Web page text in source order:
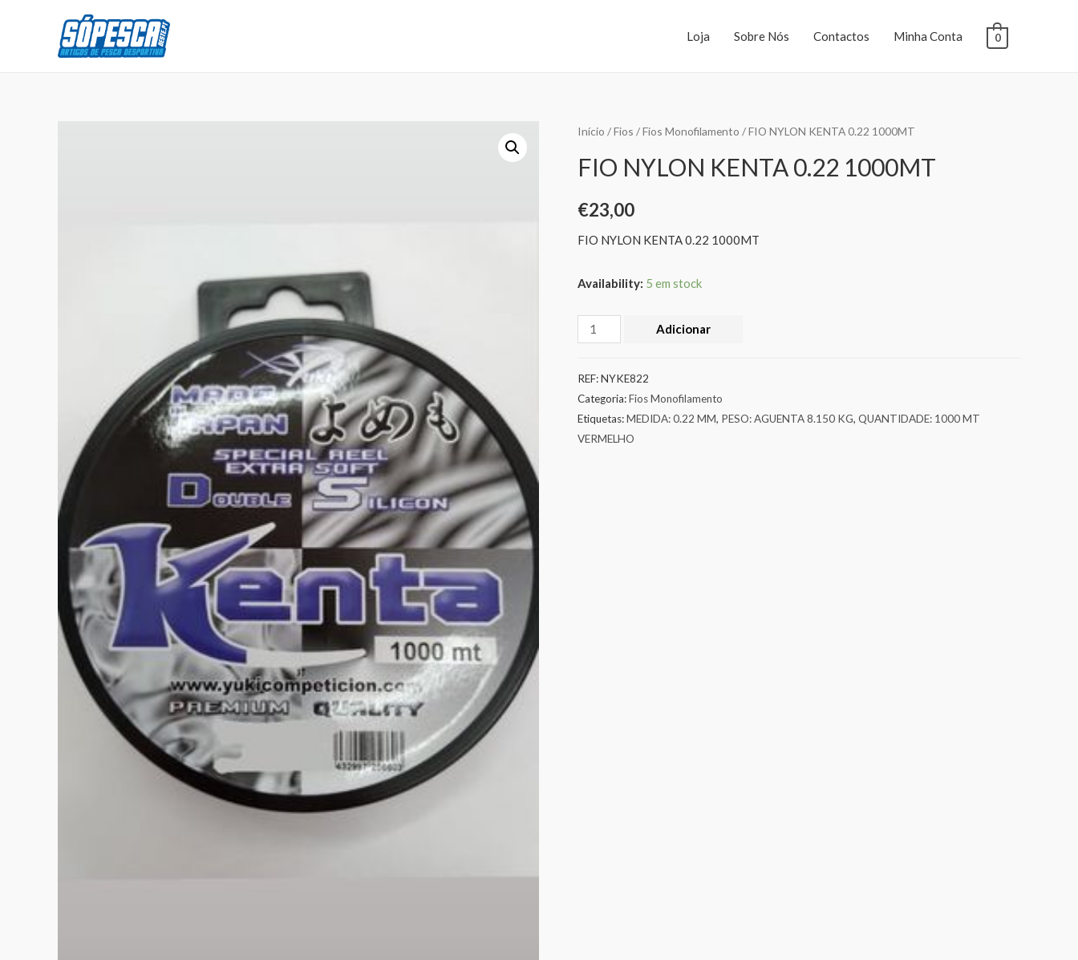
Loja Sobre Nós Contactos Minha Conta 0
Início /Fios /Fios Monofilamento / FIO NYLON KENTA 0.22 1000MT
FIO NYLON KENTA 0.22 1000MT
€23,00
FIO NYLON KENTA 0.22 1000MT
Availability: 5 em stock
Adicionar
REF:NYKE822
Categoria:Fios Monofilamento
Etiquetas:MEDIDA: 0.22 MM, PESO: AGUENTA 8.150 KG, QUANTIDADE: 1000 MT
VERMELHO